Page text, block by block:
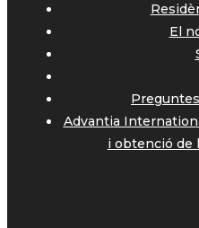
El
Advantia
i obtenció de